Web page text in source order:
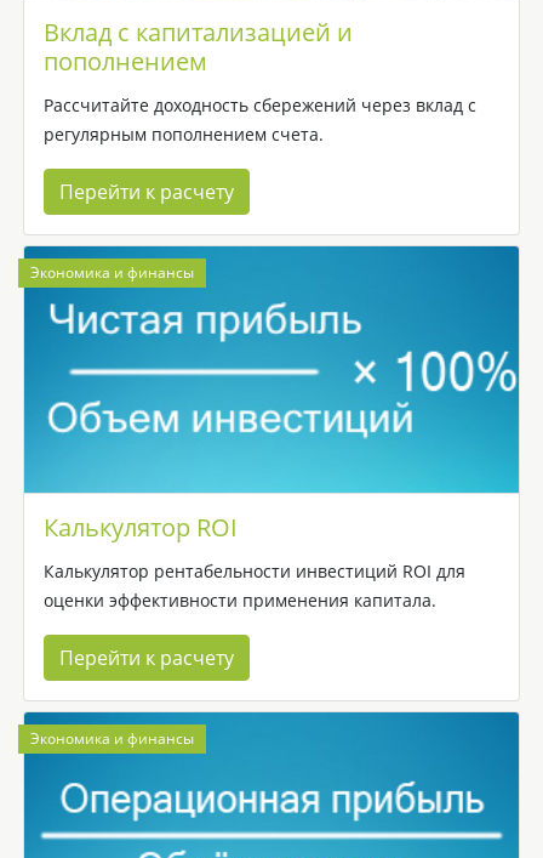
Вклад с капитализацией и
пополнением
Рассчитайте доходность сбережений через вклад с
регулярным пополнением счета.
Перейти к расчету
Экономика и финансы
Калькулятор ROI
Калькулятор рентабельности инвестиций ROI для
оценки эффективности применения капитала.
Перейти к расчету
Экономика и финансы